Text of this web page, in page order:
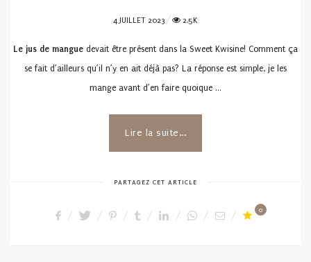
POSTED
4 JUILLET 2023 2.5K
Le jus de mangue devait être présent dans la Sweet Kwisine! Comment ça
se fait d’ailleurs qu’il n’y en ait déjà pas? La réponse est simple, je les
mange avant d’en faire quoique …
Lire la suite...
PARTAGEZ CET ARTICLE
0